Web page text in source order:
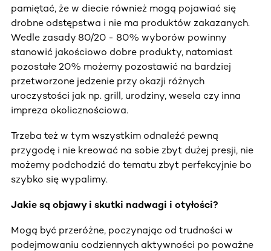
pamiętać, że w diecie również mogą pojawiać się
drobne odstępstwa i nie ma produktów zakazanych.
Wedle zasady 80/20 - 80% wyborów powinny
stanowić jakościowo dobre produkty, natomiast
pozostałe 20% możemy pozostawić na bardziej
przetworzone jedzenie przy okazji różnych
uroczystości jak np. grill, urodziny, wesela czy inna
impreza okolicznościowa.
Trzeba też w tym wszystkim odnaleźć pewną
przygodę i nie kreować na sobie zbyt dużej presji, nie
możemy podchodzić do tematu zbyt perfekcyjnie bo
szybko się wypalimy.
Jakie są objawy i skutki nadwagi i otyłości?
Mogą być przeróżne, poczynając od trudności w
podejmowaniu codziennych aktywności po poważne